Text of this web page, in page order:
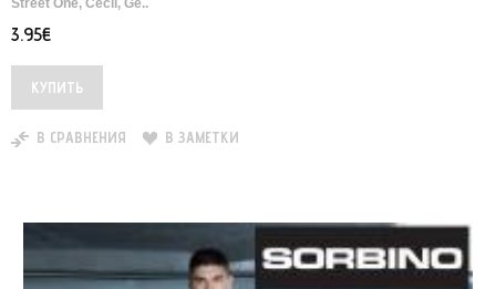
Street One, Cecil, Ge..
3.95€
В СРАВНЕНИЯ В ЗАМЕТКИ